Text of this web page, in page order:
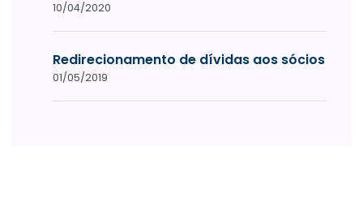
10/04/2020
Redirecionamento de dívidas aos sócios
01/05/2019